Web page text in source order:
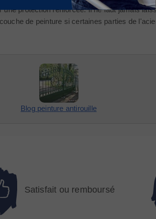
protection renforcée. Il ne faut jamais
de peinture si certaines parties de
Blog peinture antirouille
Satisfait ou remboursé